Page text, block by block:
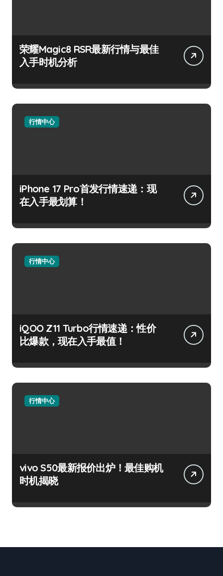
荣耀Magic8 RSR最新行情与最佳
入手时机分析
行情中心
iPhone 17 Pro首发行情速递：现
在入手最划算！
行情中心
iQOO Z11 Turbo行情速递：性价
比爆款，现在入手最值！
行情中心
vivo S50最新报价出炉！最佳购机
时机揭晓